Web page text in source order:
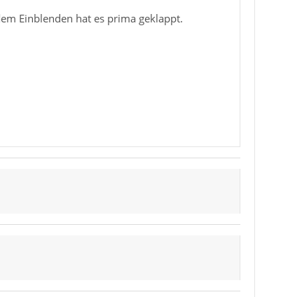
Einblenden hat es prima geklappt.